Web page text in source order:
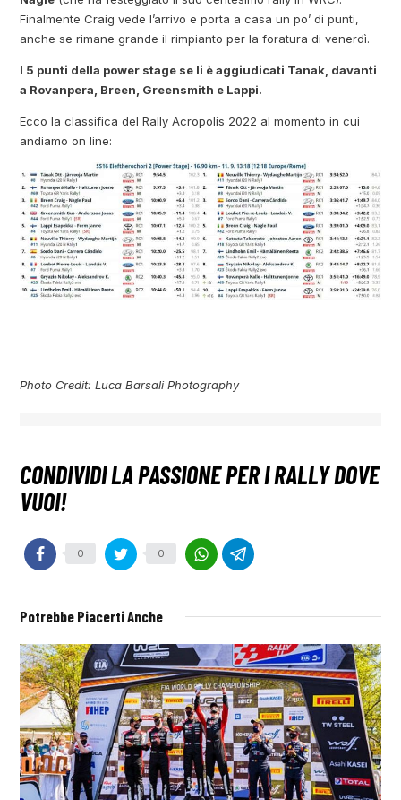
Finalmente Craig vede l’arrivo e porta a casa un po’ di punti,
anche se rimane grande il rimpianto per la foratura di venerdì.
I 5 punti della power stage se li è aggiudicati Tanak, davanti
a Rovanpera, Breen, Greensmith e Lappi.
Ecco la classifica del Rally Acropolis 2022 al momento in cui
andiamo on line:
Photo Credit: Luca Barsali Photography
0 0
Potrebbe Piacerti Anche